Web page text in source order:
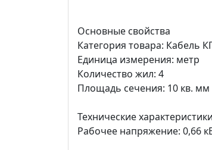
Основные свойства
Категория товара: Кабель
Единица измерения: метр
Количество жил: 4
Площадь сечения: 10 кв. мм
Технические характеристики
Рабочее напряжение: 0,66